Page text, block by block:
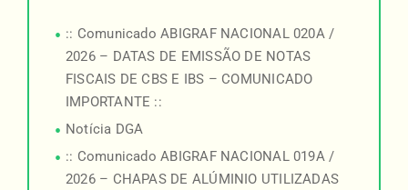
:: Comunicado ABIGRAF NACIONAL 020A /
2026 – DATAS DE EMISSÃO DE NOTAS
FISCAIS DE CBS E IBS – COMUNICADO
IMPORTANTE ::
Notícia DGA
:: Comunicado ABIGRAF NACIONAL 019A /
2026 – CHAPAS DE ALÚMINIO UTILIZADAS